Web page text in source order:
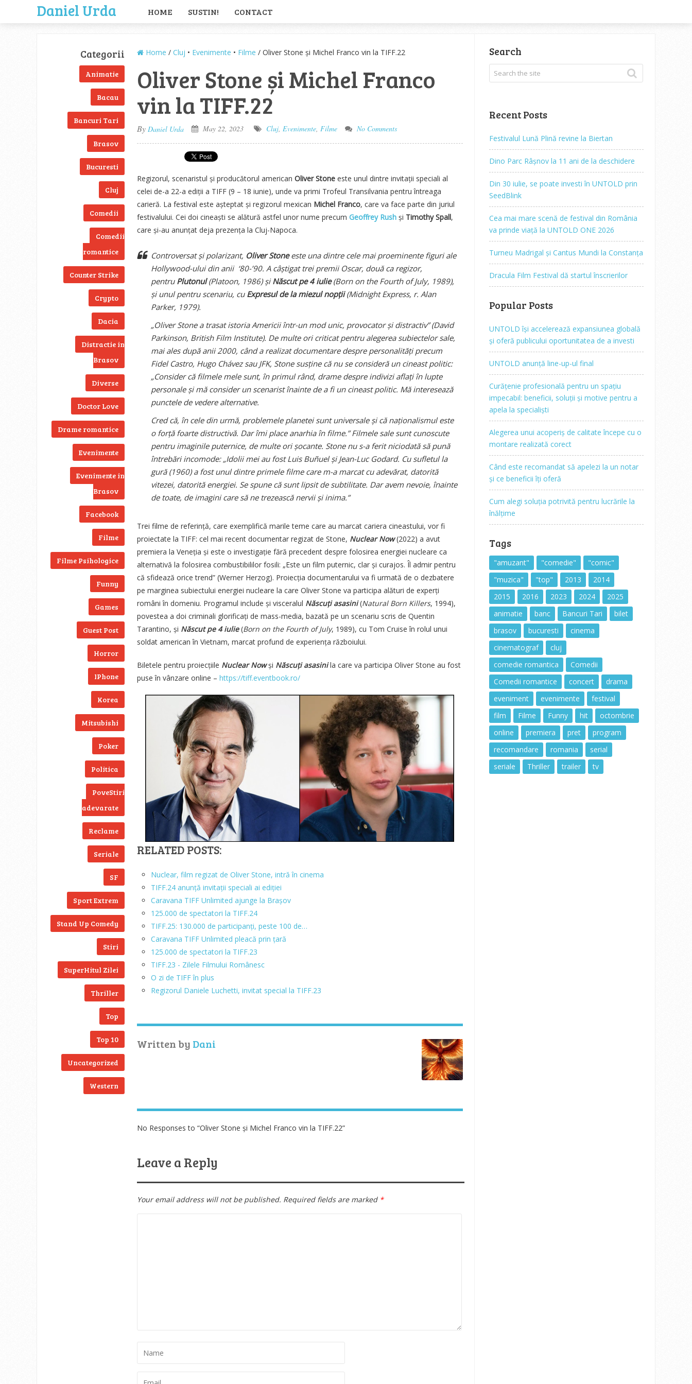
Daniel Urda HOME SUSTIN! CONTACT
Categorii
Animatie
Bacau
Bancuri Tari
Brasov
Bucuresti
Cluj
Comedii
Comedii
romantice
Counter Strike
Crypto
Dacia
Distractie in
Brasov
Diverse
Doctor Love
Drame romantice
Evenimente
Evenimente in
Brasov
Facebook
Filme
Filme Psihologice
Funny
Games
Guest Post
Horror
IPhone
Korea
Mitsubishi
Poker
Politica
PoveStiri
adevarate
Reclame
Seriale
SF
Sport Extrem
Stand Up Comedy
Stiri
SuperHitul Zilei
Thriller
Top
Top 10
Uncategorized
Western
Home / Cluj • Evenimente • Filme / Oliver Stone și Michel Franco vin la TIFF.22
Oliver Stone și Michel Franco
vin la TIFF.22
By Daniel Urda May 22, 2023 Cluj, Evenimente, Filme No Comments
Regizorul, scenaristul și producătorul american Oliver Stone este unul dintre invitații speciali al
celei de-a 22-a ediții a TIFF (9 – 18 iunie), unde va primi Trofeul Transilvania pentru întreaga
carieră. La festival este așteptat și regizorul mexican Michel Franco, care va face parte din juriul
festivalului. Cei doi cineaști se alătură astfel unor nume precum Geoffrey Rush și Timothy Spall,
care și-au anunțat deja prezența la Cluj-Napoca.
Controversat și polarizant, Oliver Stoneeste una dintre cele mai proeminente figuri ale
Hollywood-ului din anii ‘80-’90. A câștigat trei premii Oscar, două ca regizor,
pentru Plutonul(Platoon, 1986) șiNăscut pe 4 iulie(Born on the Fourth of July, 1989),
și unul pentru scenariu, cu Expresul de la miezul nopții(Midnight Express, r. Alan
Parker, 1979).
„Oliver Stone a trasat istoria Americii într-un mod unic, provocator și distractiv” (David
Parkinson, British Film Institute). De multe ori criticat pentru alegerea subiectelor sale,
mai ales după anii 2000, când a realizat documentare despre personalități precum
Fidel Castro, Hugo Chávez sau JFK, Stone susține că nu se consideră un cineast politic:
„Consider că filmele mele sunt, în primul rând, drame despre indivizi aflați în lupte
personale și mă consider un scenarist înainte de a fi un cineast politic. Mă interesează
punctele de vedere alternative.
Cred că, în cele din urmă, problemele planetei sunt universale și că naționalismul este
o forță foarte distructivă. Dar îmi place anarhia în filme.” Filmele sale sunt cunoscute
pentru imaginile puternice, de multe ori șocante. Stone nu s-a ferit niciodată să pună
întrebări incomode: „Idolii mei au fost Luis Buñuel și Jean-Luc Godard. Cu sufletul la
gură (1960) a fost unul dintre primele filme care m-a marcat cu adevărat, datorită
vitezei, datorită energiei. Se spune că sunt lipsit de subtilitate. Dar avem nevoie, înainte
de toate, de imagini care să ne trezească nervii și inima.”
Trei filme de referință, care exemplifică marile teme care au marcat cariera cineastului, vor fi
proiectate la TIFF: cel mai recent documentar regizat de Stone, Nuclear Now(2022) a avut
premiera la Veneția și este o investigație fără precedent despre folosirea energiei nucleare ca
alternativă la folosirea combustibililor fosili: „Este un film puternic, clar și curajos. Îl admir pentru
că sfidează orice trend” (Werner Herzog). Proiecția documentarului va fi urmată de o dezbatere
pe marginea subiectului energiei nucleare la care Oliver Stone va participa alături de experți
români în domeniu. Programul include și visceralul Născuți asasini(Natural Born Killers, 1994),
povestea a doi criminali glorificați de mass-media, bazată pe un scenariu scris de Quentin
Tarantino, și Născut pe 4 iulie(Born on the Fourth of July, 1989), cu Tom Cruise în rolul unui
soldat american în Vietnam, marcat profund de experiența războiului.
Biletele pentru proiecțiile Nuclear Nowși Născuți asasinila care va participa Oliver Stone au fost
puse în vânzare online – https://tiff.eventbook.ro/
RELATED POSTS:
Nuclear, film regizat de Oliver Stone, intră în cinema
TIFF.24 anunță invitații speciali ai ediției
Caravana TIFF Unlimited ajunge la Brașov
125.000 de spectatori la TIFF.24
TIFF.25: 130.000 de participanți, peste 100 de…
Caravana TIFF Unlimited pleacă prin țară
125.000 de spectatori la TIFF.23
TIFF.23 - Zilele Filmului Românesc
O zi de TIFF în plus
Regizorul Daniele Luchetti, invitat special la TIFF.23
Written by Dani
No Responses to “Oliver Stone și Michel Franco vin la TIFF.22”
Leave a Reply
Your email address will not be published. Required fields are marked *
Search
Recent Posts
Festivalul Lună Plină revine la Biertan
Dino Parc Râșnov la 11 ani de la deschidere
Din 30 iulie, se poate investi în UNTOLD prin
SeedBlink
Cea mai mare scenă de festival din România
va prinde viață la UNTOLD ONE 2026
Turneu Madrigal și Cantus Mundi la Constanța
Dracula Film Festival dă startul înscrierilor
Popular Posts
UNTOLD își accelerează expansiunea globală
și oferă publicului oportunitatea de a investi
UNTOLD anunță line-up-ul final
Curățenie profesională pentru un spațiu
impecabil: beneficii, soluții și motive pentru a
apela la specialiști
Alegerea unui acoperiș de calitate începe cu o
montare realizată corect
Când este recomandat să apelezi la un notar
și ce beneficii îți oferă
Cum alegi soluția potrivită pentru lucrările la
înălțime
Tags
"amuzant" "comedie"
"comic"
"muzica"
"top" 2013
2014
2015
2016 2023 2024
2025
animatie
banc Bancuri Tari
bilet
brasov
bucuresti
cinema
cinematograf
cluj
comedie romantica
Comedii
Comedii romantice
concert
drama
eveniment
evenimente
festival
film
Filme Funny hit
octombrie
online
premiera pret
program
recomandare
romania
serial
seriale
Thriller trailer tv